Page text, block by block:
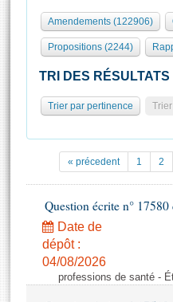
577 députés
Groupes politiques
Commissions et
Europe et
Pétitions
Projets de loi
Propositions de loi
Amendements
Textes adoptés
Organisation de
Présidence Conférence
Statistiques et chiffres
Documents de
( Constitution | Règlement
Histoire
Juniors
Anciennes législatures
Visite virtuelle du
Assister à une séance
La Bibliothèque
Contacts et plan
Photos libres de droit
Amendements (122906)
Propositions (2244)
TRI DES RÉSULTATS
Trier par pertinence
« précedent 1 2
Question écrite n°
Date de
dépôt :
04/08/2026
professions de santé -